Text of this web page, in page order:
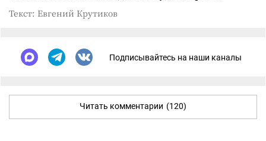
Текст: Евгений Крутиков
Подписывайтесь на наши каналы
Читать комментарии (120)